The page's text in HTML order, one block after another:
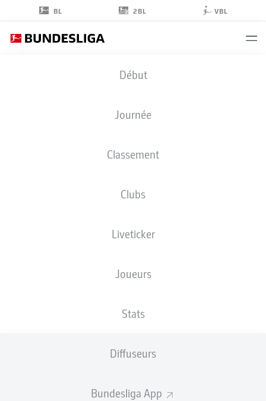
BL 2BL VBL
Début
Journée
Classement
Clubs
Liveticker
Joueurs
Stats
Diffuseurs
Bundesliga App